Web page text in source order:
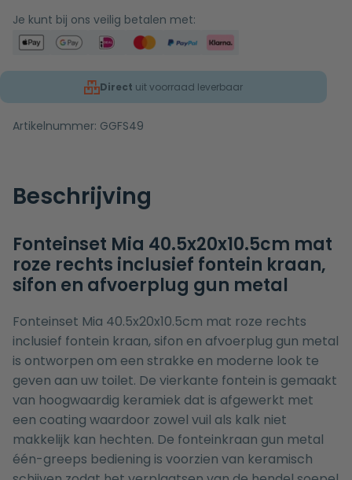
Je kunt bij ons veilig betalen met:
Direct uit voorraad leverbaar
Artikelnummer: GGFS49
Beschrijving
Fonteinset Mia 40.5x20x10.5cm mat
roze rechts inclusief fontein kraan,
sifon en afvoerplug gun metal
Fonteinset Mia 40.5x20x10.5cm mat roze rechts
inclusief fontein kraan, sifon en afvoerplug gun metal
is ontworpen om een strakke en moderne look te
geven aan uw toilet. De vierkante fontein is gemaakt
van hoogwaardig keramiek dat is afgewerkt met
een coating waardoor zowel vuil als kalk niet
makkelijk kan hechten. De fonteinkraan gun metal
één-greeps bediening is voorzien van keramisch